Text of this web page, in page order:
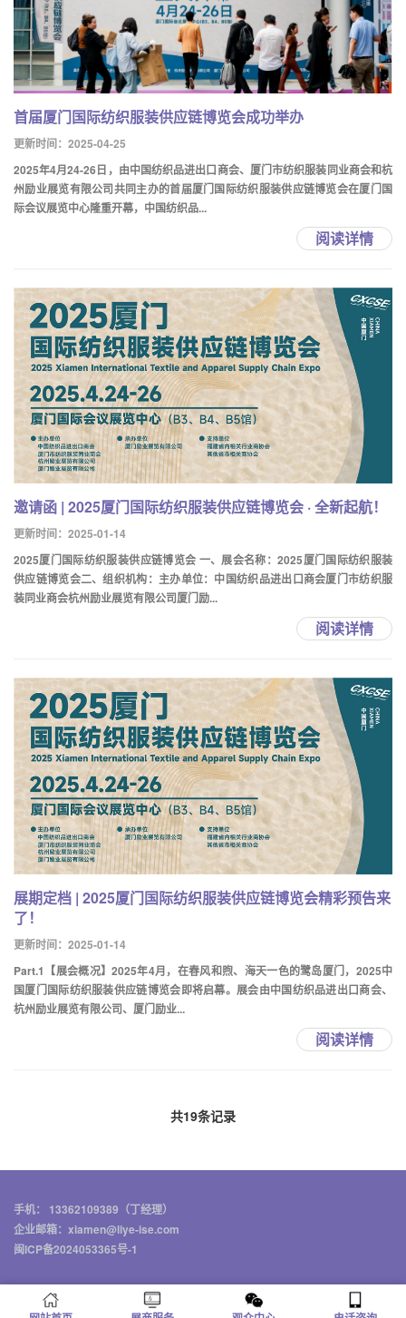
首届厦门国际纺织服装供应链博览会成功举办
更新时间：2025-04-25
2025年4月24-26日，由中国纺织品进出口商会、厦门市纺织服装同业商会和杭
州励业展览有限公司共同主办的首届厦门国际纺织服装供应链博览会在厦门国
际会议展览中心隆重开幕，中国纺织品...
阅读详情
邀请函 | 2025厦门国际纺织服装供应链博览会 · 全新起航！
更新时间：2025-01-14
2025厦门国际纺织服装供应链博览会 一、展会名称：2025厦门国际纺织服装
供应链博览会二、组织机构：主办单位：中国纺织品进出口商会厦门市纺织服
装同业商会杭州励业展览有限公司厦门励...
阅读详情
展期定档 | 2025厦门国际纺织服装供应链博览会精彩预告来
了！
更新时间：2025-01-14
Part.1【展会概况】2025年4月，在春风和煦、海天一色的鹭岛厦门，2025中
国厦门国际纺织服装供应链博览会即将启幕。展会由中国纺织品进出口商会、
杭州励业展览有限公司、厦门励业...
阅读详情
共19条记录
手机： 13362109389（丁经理）
企业邮箱：xiamen@liye-ise.com
闽ICP备2024053365号-1